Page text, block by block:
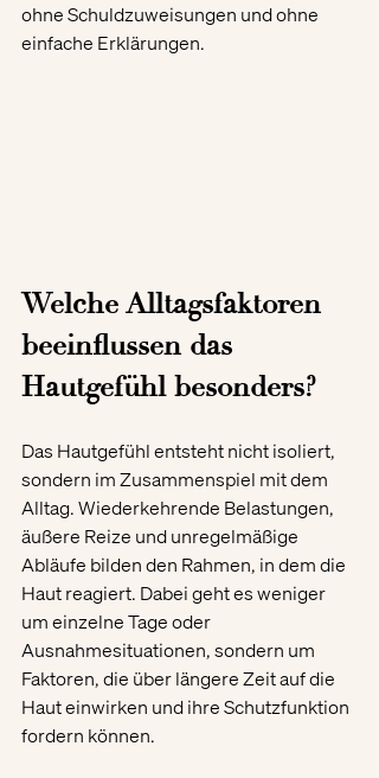
ohne Schuldzuweisungen und ohne
einfache Erklärungen.
Welche Alltagsfaktoren
beeinflussen das
Hautgefühl besonders?
Das Hautgefühl entsteht nicht isoliert,
sondern im Zusammenspiel mit dem
Alltag. Wiederkehrende Belastungen,
äußere Reize und unregelmäßige
Abläufe bilden den Rahmen, in dem die
Haut reagiert. Dabei geht es weniger
um einzelne Tage oder
Ausnahmesituationen, sondern um
Faktoren, die über längere Zeit auf die
Haut einwirken und ihre Schutzfunktion
fordern können.